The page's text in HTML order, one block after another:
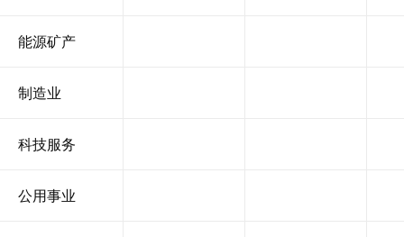
能源矿产
制造业
科技服务
公用事业